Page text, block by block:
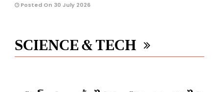
Posted On 30 July 2026
SCIENCE & TECH